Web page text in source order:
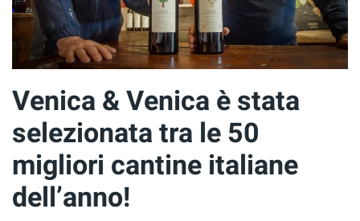
Venica & Venica è stata
selezionata tra le 50
migliori cantine italiane
dell’anno!